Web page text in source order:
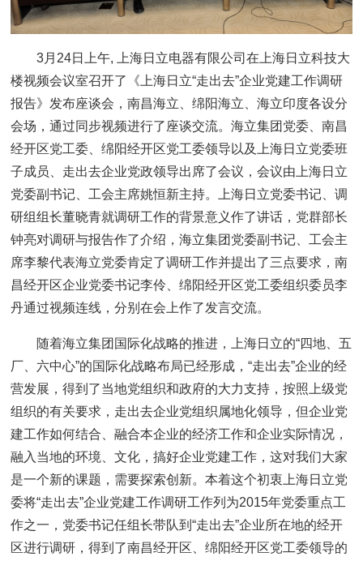
3月24日上午, 上海日立电器有限公司在上海日立科技大
楼视频会议室召开了《上海日立“走出去”企业党建工作调研
报告》发布座谈会，南昌海立、绵阳海立、海立印度各设分
会场，通过同步视频进行了座谈交流。海立集团党委、南昌
经开区党工委、绵阳经开区党工委领导以及上海日立党委班
子成员、走出去企业党政领导出席了会议，会议由上海日立
党委副书记、工会主席姚恒新主持。上海日立党委书记、调
研组组长董晓青就调研工作的背景意义作了讲话，党群部长
钟亮对调研与报告作了介绍，海立集团党委副书记、工会主
席李黎代表海立党委肯定了调研工作并提出了三点要求，南
昌经开区企业党委书记李伶、绵阳经开区党工委组织委员李
丹通过视频连线，分别在会上作了发言交流。
随着海立集团国际化战略的推进，上海日立的“四地、五
厂、六中心”的国际化战略布局已经形成，“走出去”企业的经
营发展，得到了当地党组织和政府的大力支持，按照上级党
组织的有关要求，走出去企业党组织属地化领导，但企业党
建工作如何结合、融合本企业的经济工作和企业实际情况，
融入当地的环境、文化，搞好企业党建工作，这对我们大家
是一个新的课题，需要探索创新。本着这个初衷上海日立党
委将“走出去”企业党建工作调研工作列为2015年党委重点工
作之一，党委书记任组长带队到“走出去”企业所在地的经开
区进行调研，得到了南昌经开区、绵阳经开区党工委领导的